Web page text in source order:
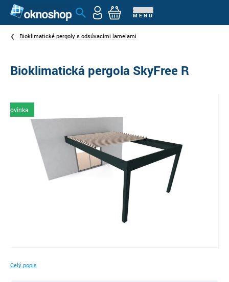
MENU
Bioklimatické pergoly s odsúvacími lamelami
Bioklimatická pergola SkyFree R
Celý popis
Novinka